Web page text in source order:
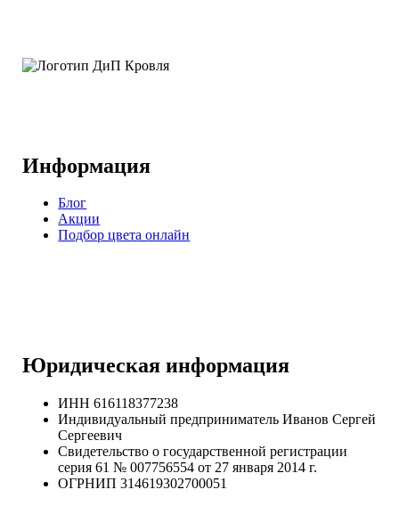
Информация
Блог
Акции
Подбор цвета онлайн
Юридическая информация
ИНН 616118377238
Индивидуальный предприниматель Иванов Сергей
Сергеевич
Свидетельство о государственной регистрации
серия 61 № 007756554 от 27 января 2014 г.
ОГРНИП314619302700051